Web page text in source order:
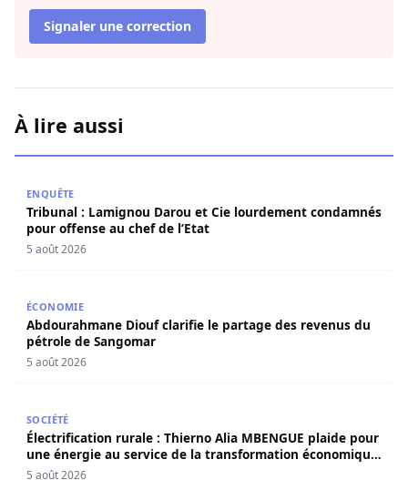
Signaler une correction
À lire aussi
ENQUÊTE
Tribunal : Lamignou Darou et Cie lourdement condamnés
pour offense au chef de l’Etat
5 août 2026
ÉCONOMIE
Abdourahmane Diouf clarifie le partage des revenus du
pétrole de Sangomar
5 août 2026
SOCIÉTÉ
Électrification rurale : Thierno Alia MBENGUE plaide pour
une énergie au service de la transformation économique
et sociale du Sénégal
5 août 2026